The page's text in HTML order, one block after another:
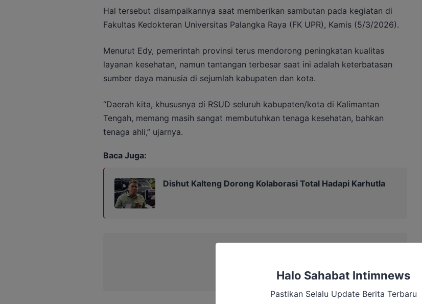
Hal tersebut disampaikannya saat memberikan sambutan pada kegiatan di
Fakultas Kedokteran Universitas Palangka Raya (FK UPR), Kamis (5/3/2026).
Menurut Edy, pemerintah provinsi terus mendorong peningkatan kualitas
layanan kesehatan, namun tantangan terbesar saat ini adalah keterbatasan
sumber daya manusia di sejumlah kabupaten dan kota.
“Daerah kita, khususnya di RSUD seluruh kabupaten/kota di Kalimantan
Tengah, memang masih sangat membutuhkan tenaga kesehatan, bahkan
tenaga ahli,” ujarnya.
Baca Juga:
Dishut Kalteng Dorong Kolaborasi Total Hadapi Karhutla
Halo Sahabat Intimnews
Pastikan Selalu Update Berita Terbaru